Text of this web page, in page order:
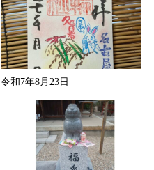
令和7年8月23日